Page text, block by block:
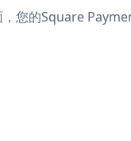
您的Square